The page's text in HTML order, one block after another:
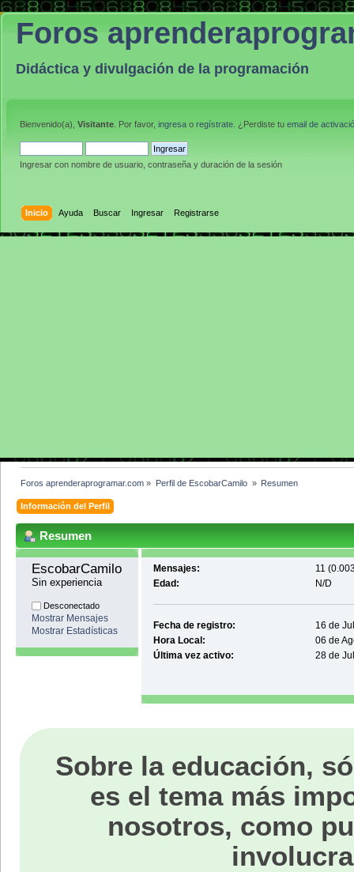
Foros
Didáctica y divulgación de la programación
Bienvenido(a), Visitante . Por favor, ingresa o regístrate . ¿Perdiste tu email de
Ingresar con nombre de usuario, contraseña y duración de la sesión
Inicio Ayuda Buscar Ingresar Registrarse
Foros aprenderaprogramar.com » Perfil de EscobarCamilo » Resumen
Información del Perfil
Resumen
EscobarCamilo
Sin experiencia
Desconectado
Mostrar Mensajes
Mostrar Estadísticas
Mensajes:
11
Edad:
N/D
Fecha de registro:
16 de
Hora Local:
06 de
Última vez activo:
28 de
Sobre la educación,
es el tema más
nosotros, como